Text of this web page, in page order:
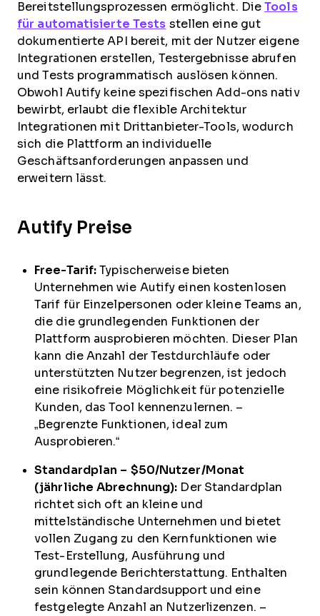
Bereitstellungsprozessen ermöglicht. DieTools
für automatisierte Tests stellen eine gut
dokumentierte API bereit, mit der Nutzer eigene
Integrationen erstellen, Testergebnisse abrufen
und Tests programmatisch auslösen können.
Obwohl Autify keine spezifischen Add-ons nativ
bewirbt, erlaubt die flexible Architektur
Integrationen mit Drittanbieter-Tools, wodurch
sich die Plattform an individuelle
Geschäftsanforderungen anpassen und
erweitern lässt.
Autify Preise
Free-Tarif: Typischerweise bieten
Unternehmen wie Autify einen kostenlosen
Tarif für Einzelpersonen oder kleine Teams an,
die die grundlegenden Funktionen der
Plattform ausprobieren möchten. Dieser Plan
kann die Anzahl der Testdurchläufe oder
unterstützten Nutzer begrenzen, ist jedoch
eine risikofreie Möglichkeit für potenzielle
Kunden, das Tool kennenzulernen. –
„Begrenzte Funktionen, ideal zum
Ausprobieren.“
Standardplan – $50/Nutzer/Monat
(jährliche Abrechnung): Der Standardplan
richtet sich oft an kleine und
mittelständische Unternehmen und bietet
vollen Zugang zu den Kernfunktionen wie
Test-Erstellung, Ausführung und
grundlegende Berichterstattung. Enthalten
sein können Standardsupport und eine
festgelegte Anzahl an Nutzerlizenzen. –